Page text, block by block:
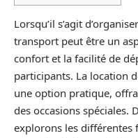
Lorsqu’il s’agit
transport peut être un
confort et la facilité de
participants. La location
une option pratique,
des occasions spéciales.
explorons les différentes